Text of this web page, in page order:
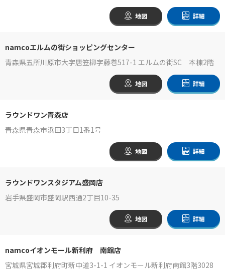
地図 詳細
namcoエルムの街ショッピングセンター
青森県五所川原市大字唐笠柳字藤巻517-1 エルムの街SC 本棟2階
地図 詳細
ラウンドワン青森店
青森県青森市浜田3丁目1番1号
地図 詳細
ラウンドワンスタジアム盛岡店
岩手県盛岡市盛岡駅西通2丁目10-35
地図 詳細
namcoイオンモール新利府 南館店
宮城県宮城郡利府町新中道3-1-1 イオンモール新利府南館3階3028